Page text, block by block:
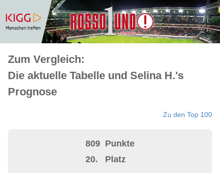
Zum Vergleich:
Die aktuelle Tabelle und Selina H.'s
Prognose
Zu den Top 100
809 Punkte
20.
Platz